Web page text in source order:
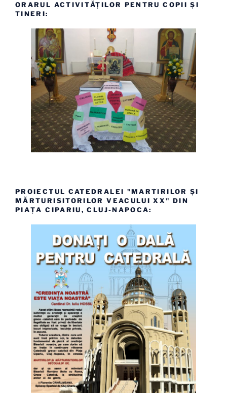
ORARUL ACTIVITĂȚILOR PENTRU COPII ȘI
TINERI:
PROIECTUL CATEDRALEI "MARTIRILOR ȘI
MĂRTURISITORILOR VEACULUI XX" DIN
PIAȚA CIPARIU, CLUJ-NAPOCA: